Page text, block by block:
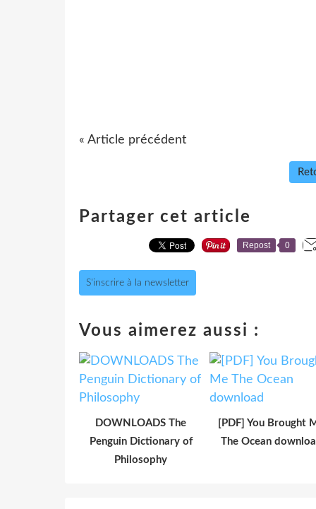
« Article précédent
Partager cet article
Repost 0
S'inscrire à la newsletter
Vous aimerez aussi :
DOWNLOADS The
Penguin Dictionary of
Philosophy
[PDF] You Brought
The Ocean